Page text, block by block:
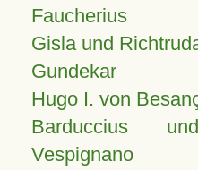
Faucherius
Gisla und
Gundekar
Hugo I. von
Barduccius
Vespignano